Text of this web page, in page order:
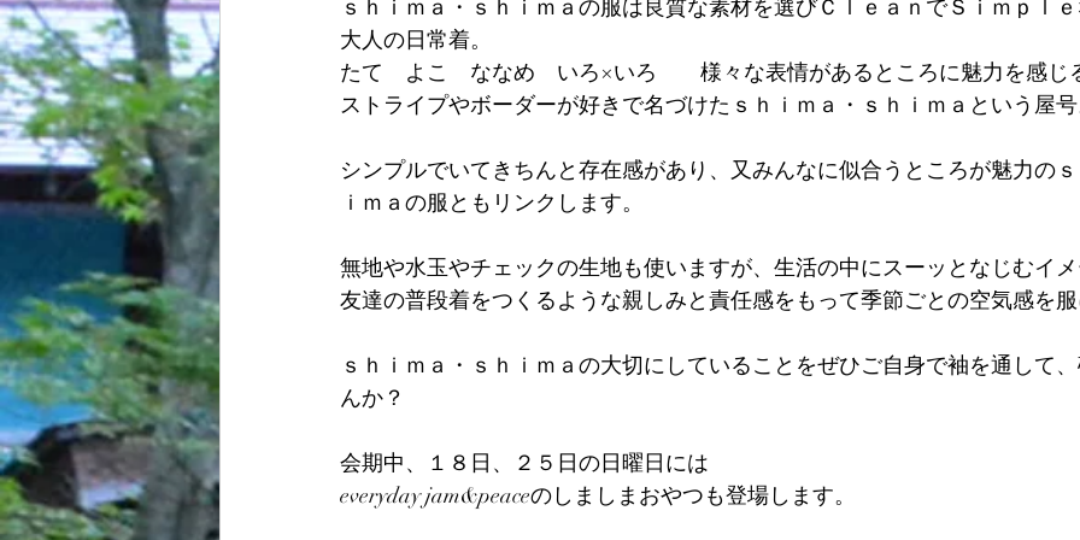
ｓｈｉｍａ・ｓｈｉｍａの服は良質な素材を選びＣｌｅａｎでＳｉｍｐｌ
大人の日常着。
たて　よこ　ななめ　いろ×いろ　　様々な表情があるところに魅力を感じ
ストライプやボーダーが好きで名づけたｓｈｉｍａ・ｓｈｉｍａという屋
シンプルでいてきちんと存在感があり、又みんなに似合うところが魅力の
ｉｍａの服ともリンクします。
無地や水玉やチェックの生地も使いますが、生活の中にスーッとなじむイ
友達の普段着をつくるような親しみと責任感をもって季節ごとの空気感を
ｓｈｉｍａ・ｓｈｉｍａの大切にしていることをぜひご自身で袖を通して
んか？
会期中、１８日、２５日の日曜日には
everyday jam&peaceのしましまおやつも登場します。